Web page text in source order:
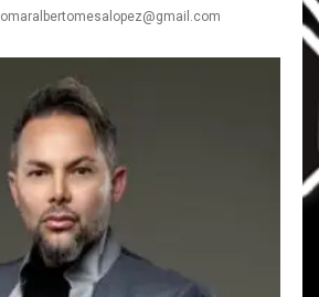
omaralbertomesalopez@gmail.com